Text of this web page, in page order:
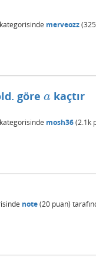
merveozz(325
göre a
akaçtır
mosh36(2.1k
note(20 puan)